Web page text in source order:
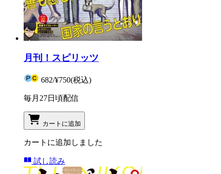
月刊！スピリッツ
682/¥750(税込)
毎月27日頃配信
カートに追加
カートに追加しました
試し読み